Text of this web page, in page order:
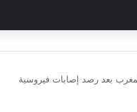
بعد رصد إصابات فيروسية